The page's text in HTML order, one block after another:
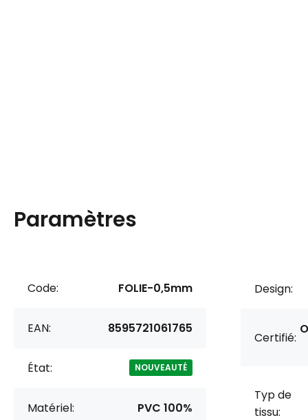
Paramètres
Code: FOLIE-0,5mm
EAN: 8595721061765
État: NOUVEAUTÉ
Matériel: PVC 100%
Design:
Certifié:
Typ de
tissu: